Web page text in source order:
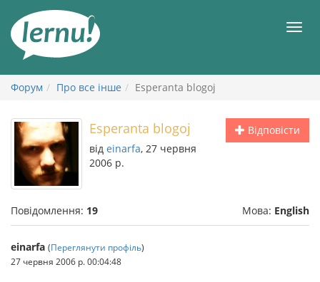
змісту
Форум Про все інше Esperanta blogoj
Відповісти
Esperanta blogoj
від einarfa, 27 червня
2006 р.
Повідомлення: 19 Мова: English
einarfa (Переглянути профіль)
27 червня 2006 р. 00:04:48